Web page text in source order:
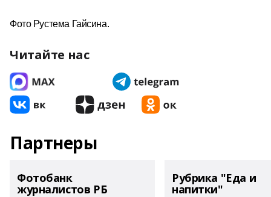
Фото Рустема Гайсина.
Читайте нас
Партнеры
Фотобанк
журналистов РБ
Рубрика "Еда и
напитки"